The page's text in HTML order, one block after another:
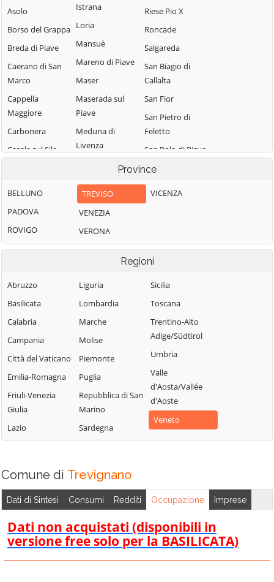
Asolo
Borso del Grappa
Breda di Piave
Caerano di San
Marco
Cappella
Maggiore
Carbonera
Casale sul Sile
Godego
Tomba
Cessalto
Chiarano
Cimadolmo
Cison di
Valmarino
Codognè
Colle Umberto
Conegliano
Cordignano
Crocetta del
Montello
Follina
Fontanelle
Istrana
Loria
Mansuè
Mareno di Piave
Maser
Maserada sul
Piave
Meduna di
Livenza
Mogliano Veneto
Monastier di
Treviso
Monfumo
Montebelluna
Moriago della
Battaglia
Motta di Livenza
Nervesa della
Battaglia
Oderzo
Ormelle
Orsago
Paese
Pederobba
Pieve di Soligo
Ponte di Piave
Portobuffolè
Riese Pio X
Roncade
Salgareda
San Biagio di
Callalta
San Fior
San Pietro di
Feletto
San Polo di Piave
San Vendemiano
San Zenone degli
Ezzelini
Sarmede
Sernaglia della
Battaglia
Silea
Spresiano
Susegana
Tarzo
Treviso
Valdobbiadene
Vidor
Villorba
Vittorio Veneto
Volpago del
Province
BELLUNO
PADOVA
ROVIGO
TREVISO
VENEZIA
VERONA
VICENZA
Regioni
Abruzzo
Basilicata
Calabria
Campania
Città del Vaticano
Emilia-Romagna
Friuli-Venezia
Giulia
Lazio
Liguria
Lombardia
Marche
Molise
Piemonte
Puglia
Repubblica di San
Marino
Sardegna
Sicilia
Toscana
Trentino-Alto
Adige/Südtirol
Umbria
Valle
d'Aosta/Vallée
d'Aoste
Veneto
Comune di Trevignano
Dati di Sintesi Consumi Redditi Occupazione Imprese
Dati non acquistati (disponibili in
versione free solo per la BASILICATA)